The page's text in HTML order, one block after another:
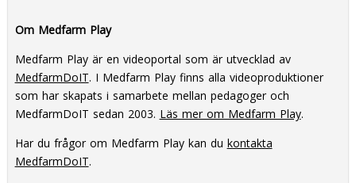
Om Medfarm Play
Medfarm Play är en videoportal som är utvecklad av
MedfarmDoIT. I Medfarm Play finns alla videoproduktioner
som har skapats i samarbete mellan pedagoger och
MedfarmDoIT sedan 2003. Läs mer om Medfarm Play.
Har du frågor om Medfarm Play kan du kontakta
MedfarmDoIT.